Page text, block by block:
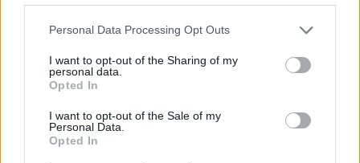
Please note that this website/app uses one or more Google
not limited to your visit or usage behaviour. You may click to
grant or deny consent to Google and its third-party tags to
use your data for below specified purposes in below Google
consent section.
Personal Data Processing Opt Outs
I want to opt-out of the Sharing of my
personal data.
Opted In
I want to opt-out of the Sale of my
Personal Data.
Opted In
Jada Pinkett Smith konferál a filmbéli chippendale-